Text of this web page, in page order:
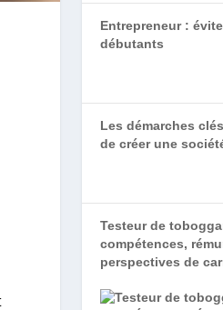
Entrepreneur :
débutants
Les démarches
de créer une
Testeur de
compétences,
perspectives de